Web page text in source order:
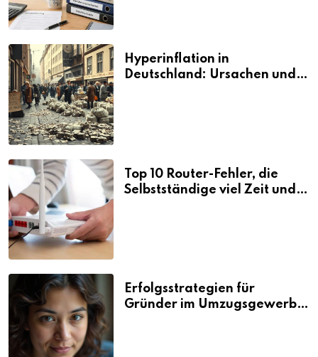
Hyperinflation in
Deutschland: Ursachen und
Top 10 Router-Fehler, die
Selbstständige viel Zeit und
Erfolgsstrategien für
Gründer im Umzugsgewerbe